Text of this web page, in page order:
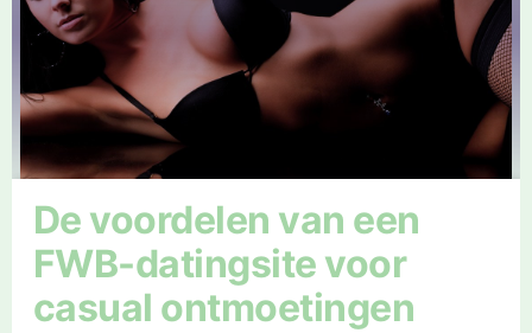
De voordelen van een
FWB-datingsite voor
casual ontmoetingen